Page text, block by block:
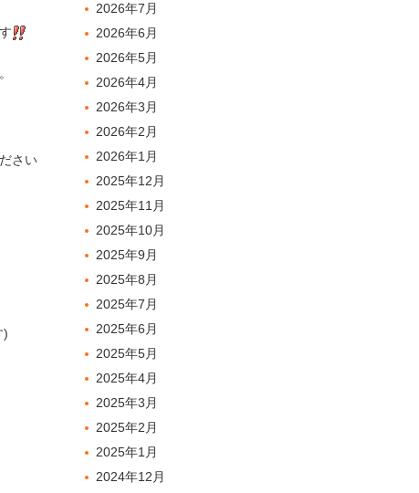
さい
)
2026年7月
2026年6月
2026年5月
2026年4月
2026年3月
2026年2月
2026年1月
2025年12月
2025年11月
2025年10月
2025年9月
2025年8月
2025年7月
2025年6月
2025年5月
2025年4月
2025年3月
2025年2月
2025年1月
2024年12月